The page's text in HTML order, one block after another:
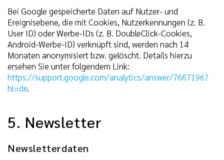
Bei Google gespeicherte Daten auf Nutzer- und
Ereignisebene, die mit Cookies, Nutzerkennungen (z. B.
User ID) oder Werbe-IDs (z. B. DoubleClick-Cookies,
Android-Werbe-ID) verknüpft sind, werden nach 14
Monaten anonymisiert bzw. gelöscht. Details hierzu
ersehen Sie unter folgendem Link:
https://support.google.com/analytics/answer/7667196?
hl=de.
5. Newsletter
Newsletterdaten